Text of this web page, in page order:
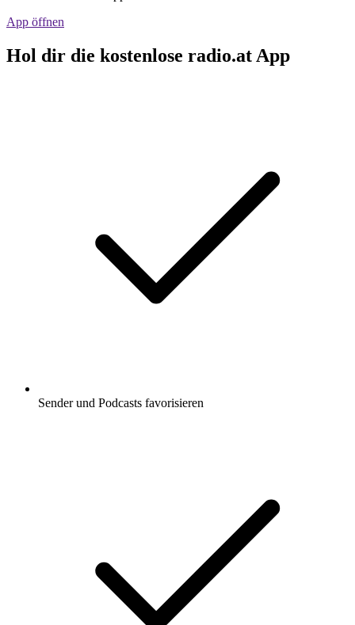
App öffnen
Hol dir die kostenlose radio.at App
Sender und Podcasts favorisieren